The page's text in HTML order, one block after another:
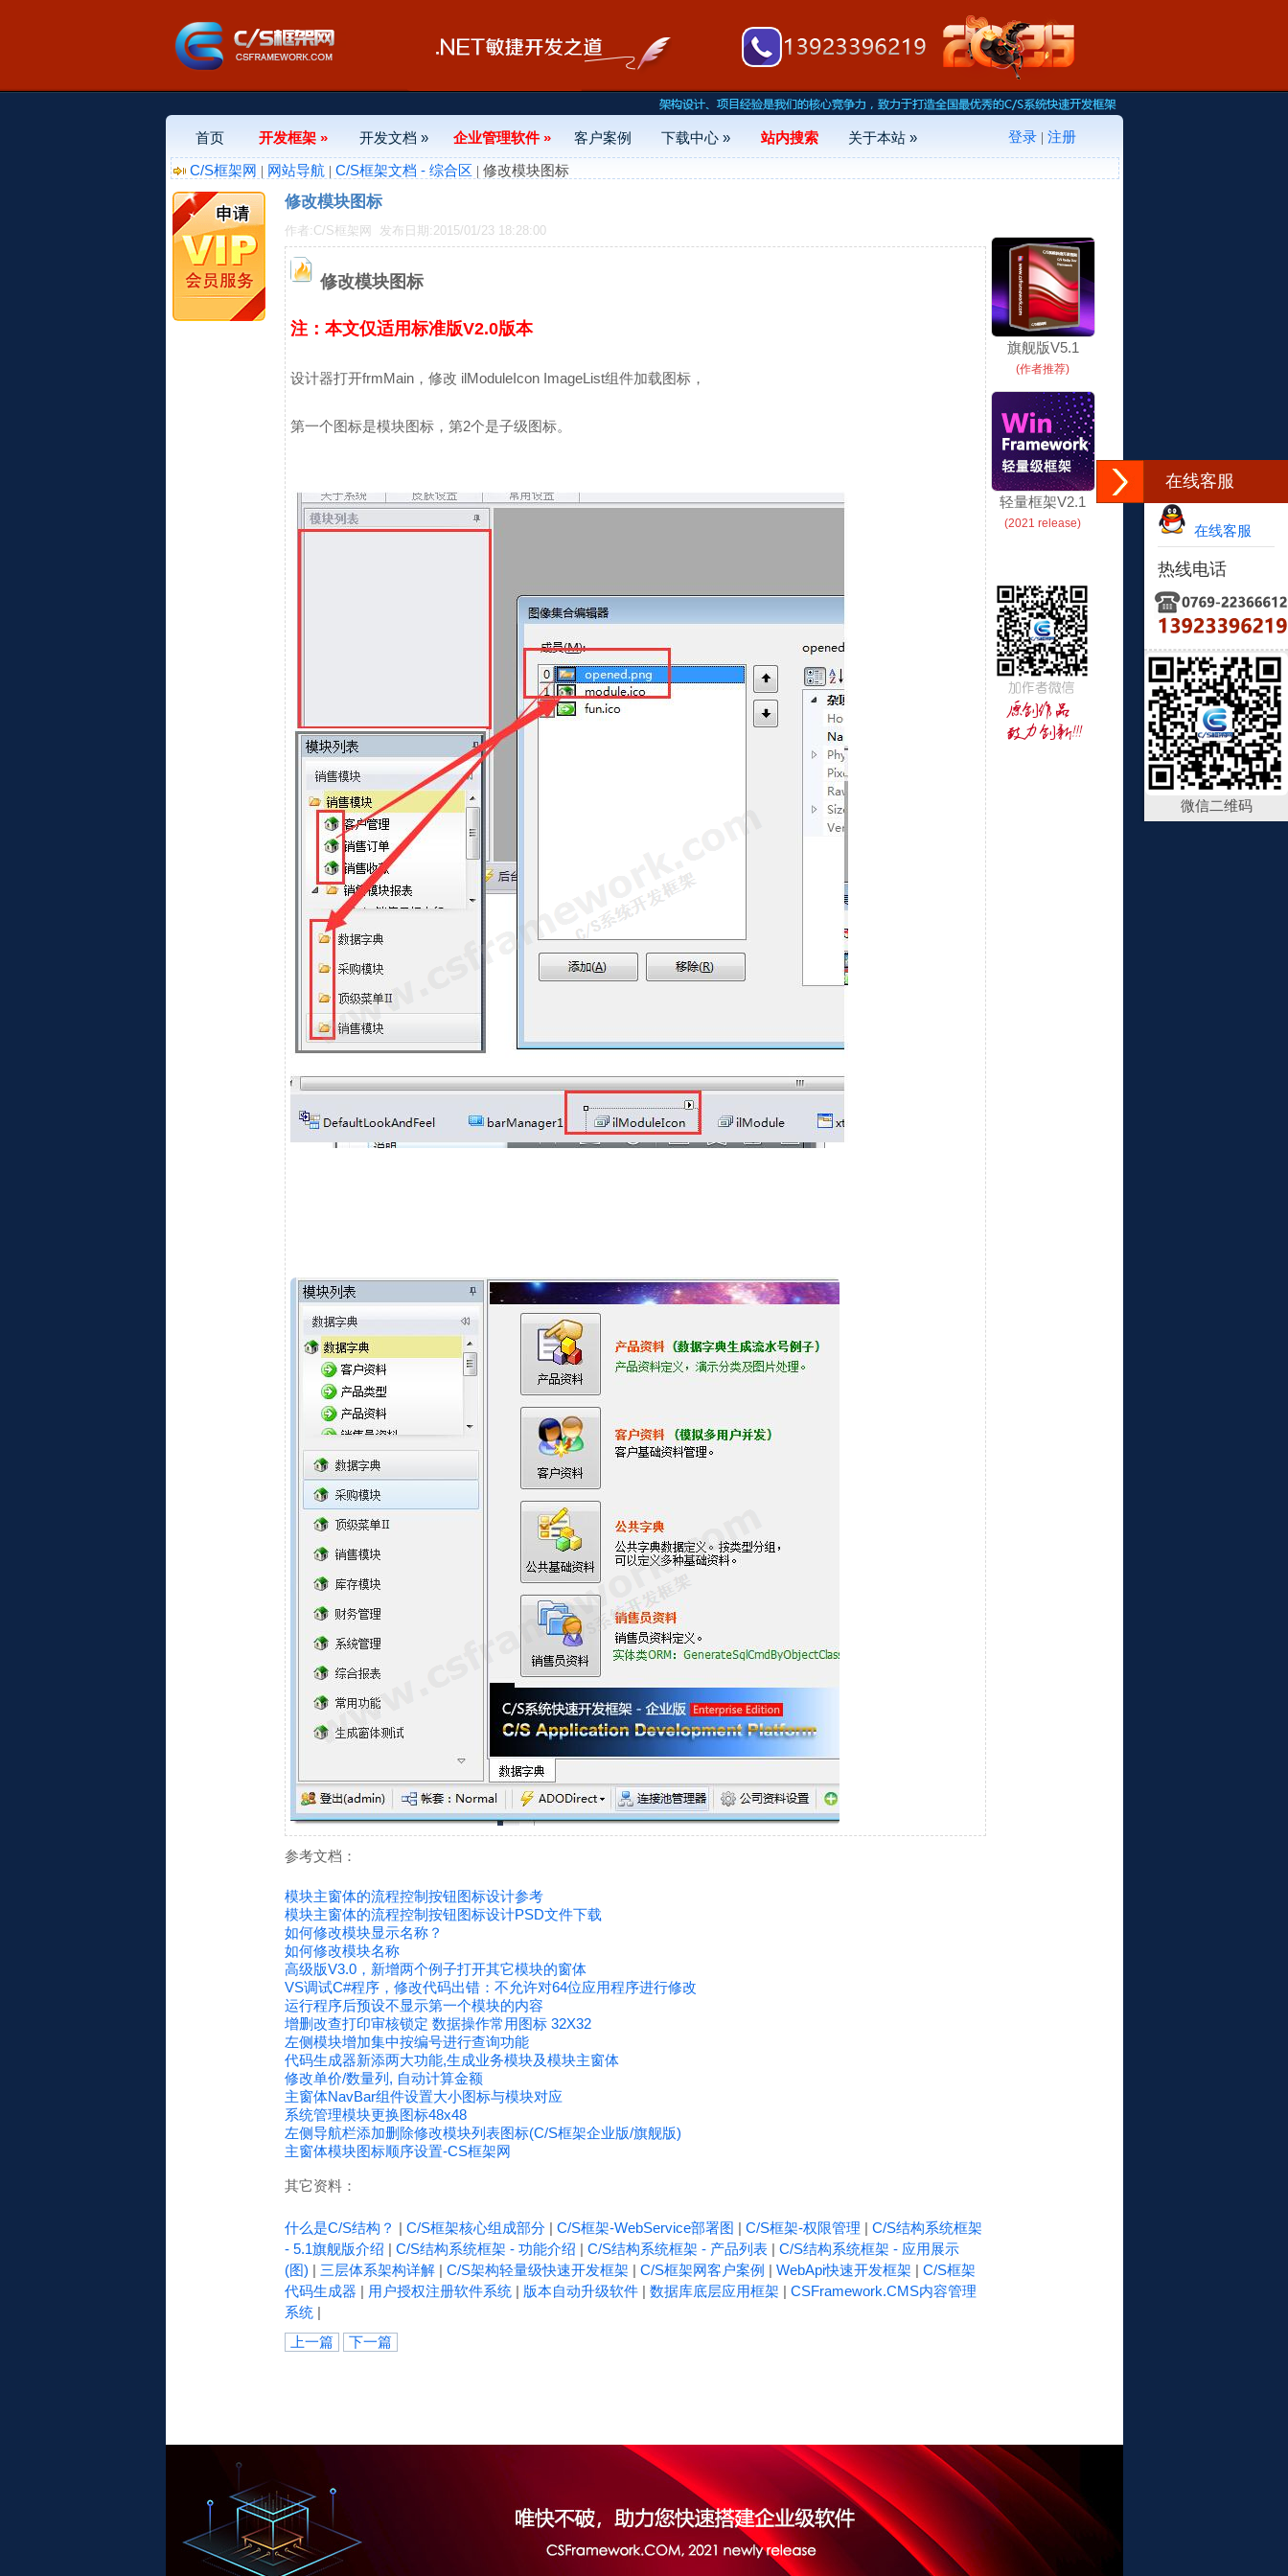
在线客服
在线客服
热线电话
微信二维码
首页 开发框架 » 开发文档 » 企业管理软件 » 客户案例 下载中心 » 站内搜索 关于本站 » 登录| 注册
C/S框架网 | 网站导航 | C/S框架文档 - 综合区 | 修改模块图标
修改模块图标
作者:C/S框架网 发布日期:2015/01/23 18:28:00
修改模块图标
注：本文仅适用标准版V2.0版本
设计器打开frmMain，修改 ilModuleIcon ImageList组件加载图标，
第一个图标是模块图标，第2个是子级图标。
参考文档：
模块主窗体的流程控制按钮图标设计参考
模块主窗体的流程控制按钮图标设计PSD文件下载
如何修改模块显示名称？
如何修改模块名称
高级版V3.0，新增两个例子打开其它模块的窗体
VS调试C#程序，修改代码出错：不允许对64位应用程序进行修改
运行程序后预设不显示第一个模块的内容
增删改查打印审核锁定 数据操作常用图标 32X32
左侧模块增加集中按编号进行查询功能
代码生成器新添两大功能,生成业务模块及模块主窗体
修改单价/数量列, 自动计算金额
主窗体NavBar组件设置大小图标与模块对应
系统管理模块更换图标48x48
左侧导航栏添加删除修改模块列表图标(C/S框架企业版/旗舰版)
主窗体模块图标顺序设置-CS框架网
其它资料：
什么是C/S结构？ | C/S框架核心组成部分| C/S框架-WebService部署图 | C/S框架-权限管理 | C/S结构系统框架
- 5.1旗舰版介绍 | C/S结构系统框架 - 功能介绍 | C/S结构系统框架 - 产品列表| C/S结构系统框架 - 应用展示
(图) | 三层体系架构详解| C/S架构轻量级快速开发框架 | C/S框架网客户案例 | WebApi快速开发框架 | C/S框架
代码生成器 | 用户授权注册软件系统| 版本自动升级软件| 数据库底层应用框架 | CSFramework.CMS内容管理
系统|
上一篇
下一篇
旗舰版V5.1
(作者推荐)
轻量框架V2.1
(2021 release)